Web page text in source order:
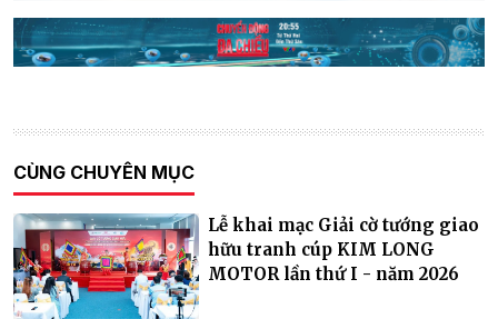
CÙNG CHUYÊN MỤC
Lễ khai mạc Giải cờ tướng giao
hữu tranh cúp KIM LONG
MOTOR lần thứ I - năm 2026